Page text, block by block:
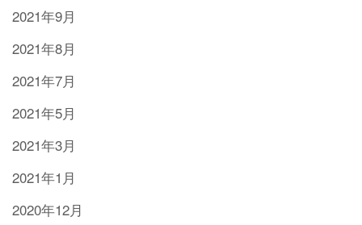
2021年9月
2021年8月
2021年7月
2021年5月
2021年3月
2021年1月
2020年12月